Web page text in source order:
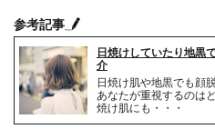
参考記事
日焼けしていたり地黒
介
日焼け肌や地黒でも顔
あなたが重視するのは
焼け肌にも・・・